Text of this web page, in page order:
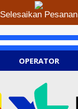
OPERATOR
Selesaikan Pesanan